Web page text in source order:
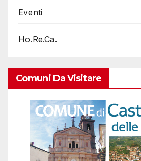
Eventi
Ho.Re.Ca.
Comuni Da Visitare